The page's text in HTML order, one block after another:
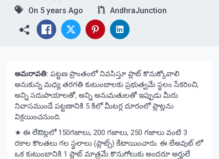
On 5 years Ago AndhraJunction
అమరావతి: పట్టణ ప్రాంతంలో నివసిస్తూ ప్లాట్ కొనుక్కోవాలి
అనుకున్న మధ్య తరగతి కుటుంబాలకు ప్రభుత్వమే స్థలం సేకరించి,
అన్ని సదుపాయాలతో, అన్ని అనుమతులతో ఇప్పుడు మీరు
నివాసముండే పట్టణానికి 5 కిలో మీటర్ల దూరంలో ప్లాట్లను
విక్రయించనుంది.
★ ఈ లేఔట్లలో 150గజాలు, 200 గజాలు, 250 గజాలు వంటి 3
రకాల కొలతలు గల స్థలాలు (ప్లాట్స్) కేటాయించారు. ఈ లేఅవుట్ లో
ఒక కుటుంబానికి 1 ప్లాట్ మాత్రమే కొనుగోలుకు అందరూ అర్హులే